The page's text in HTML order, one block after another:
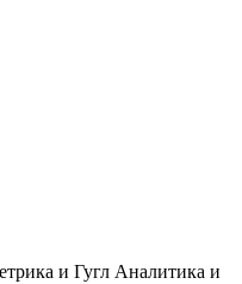
и Гугл Аналитика и